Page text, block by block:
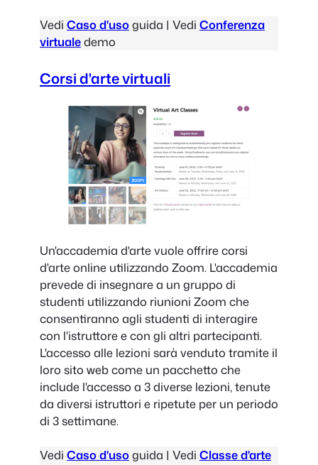
Vedi Caso d'usoguida | Vedi Conferenza
virtualedemo
Corsi d'arte virtuali
Un'accademia d'arte vuole offrire corsi
d'arte online utilizzando Zoom. L'accademia
prevede di insegnare a un gruppo di
studenti utilizzando riunioni Zoom che
consentiranno agli studenti di interagire
con l'istruttore e con gli altri partecipanti.
L'accesso alle lezioni sarà venduto tramite il
loro sito web come un pacchetto che
include l'accesso a 3 diverse lezioni, tenute
da diversi istruttori e ripetute per un periodo
di 3 settimane.
Vedi Caso d'usoguida | Vedi Classe d'arte